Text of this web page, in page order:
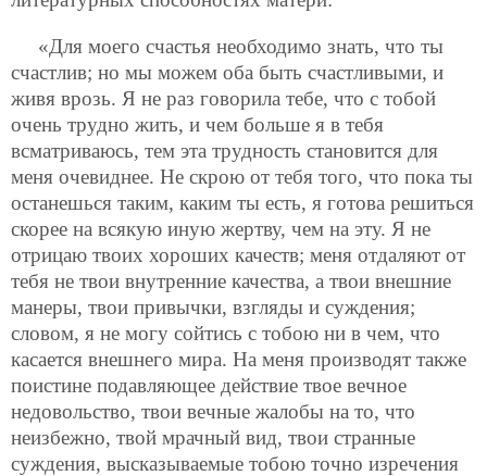
«Для моего счастья необходимо знать, что ты
счастлив; но мы можем оба быть счастливыми, и
живя врозь. Я не раз говорила тебе, что с тобой
очень трудно жить, и чем больше я в тебя
всматриваюсь, тем эта трудность становится для
меня очевиднее. Не скрою от тебя того, что пока ты
останешься таким, каким ты есть, я готова решиться
скорее на всякую иную жертву, чем на эту. Я не
отрицаю твоих хороших качеств; меня отдаляют от
тебя не твои внутренние качества, а твои внешние
манеры, твои привычки, взгляды и суждения;
словом, я не могу сойтись с тобою ни в чем, что
касается внешнего мира. На меня производят также
поистине подавляющее действие твое вечное
недовольство, твои вечные жалобы на то, что
неизбежно, твой мрачный вид, твои странные
суждения, высказываемые тобою точно изречения